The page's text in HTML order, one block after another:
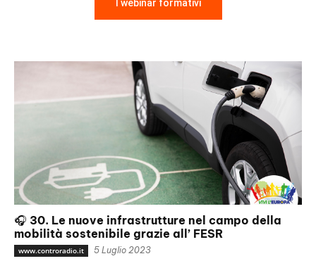
I webinar formativi
🎧 30. Le nuove infrastrutture nel campo della
mobilità sostenibile grazie all’ FESR
www.controradio.it 5 Luglio 2023